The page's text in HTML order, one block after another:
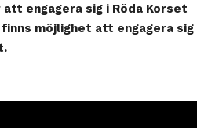
engagera sig i Röda Korset
möjlighet att engagera sig